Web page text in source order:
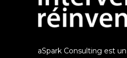
aSpark Consulting est